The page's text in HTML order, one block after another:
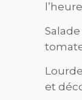
et